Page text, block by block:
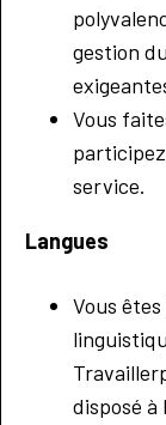
gestion
Vous
service.
Langues
Vous
disposé à